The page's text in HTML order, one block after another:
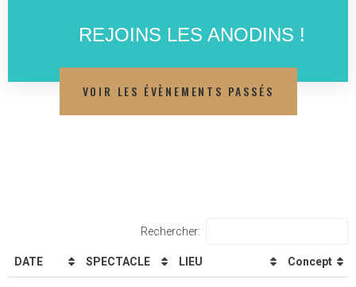
REJOINS LES ANODINS !
VOIR LES ÉVÈNEMENTS PASSÉS
Rechercher:
DATE SPECTACLE LIEU Concept